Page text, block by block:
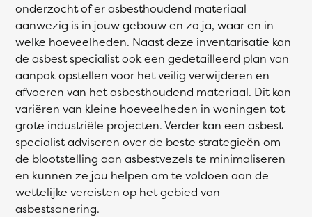
onderzocht of er asbesthoudend materiaal
aanwezig is in jouw gebouw en zo ja, waar en in
welke hoeveelheden. Naast deze inventarisatie kan
de asbest specialist ook een gedetailleerd plan van
aanpak opstellen voor het veilig verwijderen en
afvoeren van het asbesthoudend materiaal. Dit kan
variëren van kleine hoeveelheden in woningen tot
grote industriële projecten. Verder kan een asbest
specialist adviseren over de beste strategieën om
de blootstelling aan asbestvezels te minimaliseren
en kunnen ze jou helpen om te voldoen aan de
wettelijke vereisten op het gebied van
asbestsanering.